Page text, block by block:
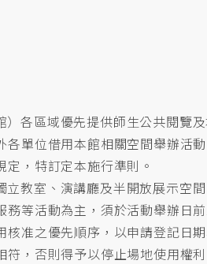
各區域優先提供師生公共閱覽
各單位借用本館相關空間舉辦活
，特訂定本施行準則。
教室、演講廳及半開放展示空
務等活動為主，須於活動舉辦日
核准之優先順序，以申請登記日
，否則得予以停止場地使用權利